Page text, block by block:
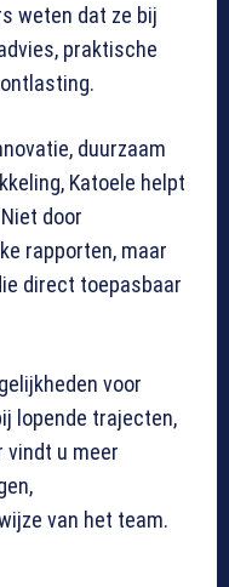
weten dat ze bij
praktische
duurzaam
Katoele helpt
door
rapporten, maar
direct toepasbaar
voor
lopende trajecten,
vindt u meer
van het team.